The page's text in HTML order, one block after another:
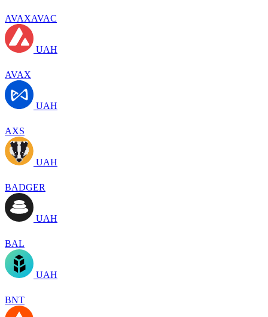
AVAXAVAC
UAH
AVAX
UAH
AXS
UAH
BADGER
UAH
BAL
UAH
BNT